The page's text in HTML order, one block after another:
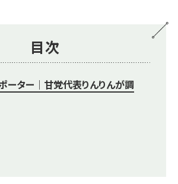
目次
ター｜甘党代表りんりんが調